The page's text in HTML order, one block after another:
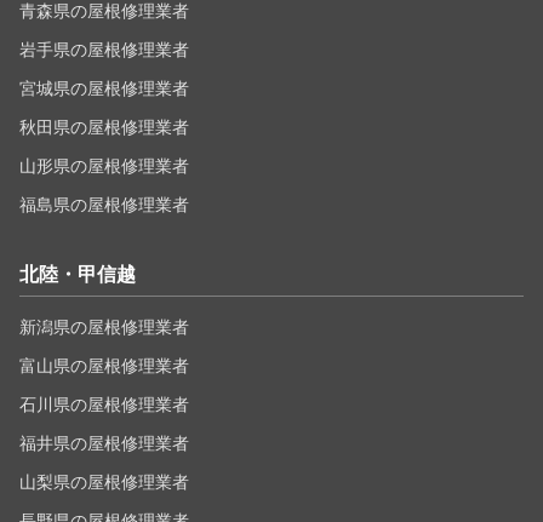
青森県の屋根修理業者
岩手県の屋根修理業者
宮城県の屋根修理業者
秋田県の屋根修理業者
山形県の屋根修理業者
福島県の屋根修理業者
北陸・甲信越
新潟県の屋根修理業者
富山県の屋根修理業者
石川県の屋根修理業者
福井県の屋根修理業者
山梨県の屋根修理業者